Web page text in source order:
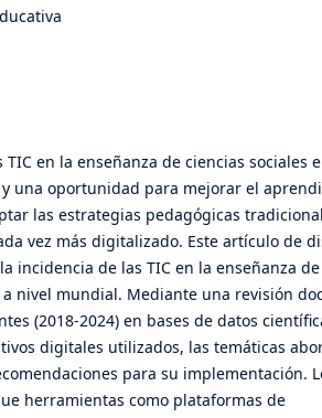
TIC en la enseñanza de ciencias sociales
una oportunidad para mejorar el
las estrategias pedagógicas
vez más digitalizado. Este artículo de
incidencia de las TIC en la enseñanza
nivel mundial. Mediante una revisión
(2018-2024) en bases de datos
digitales utilizados, las temáticas
para su implementación.
herramientas como plataformas de